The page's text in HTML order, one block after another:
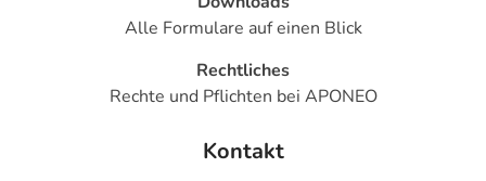
Alle Formulare auf einen Blick
Rechtliches
Rechte und Pflichten bei APONEO
Kontakt